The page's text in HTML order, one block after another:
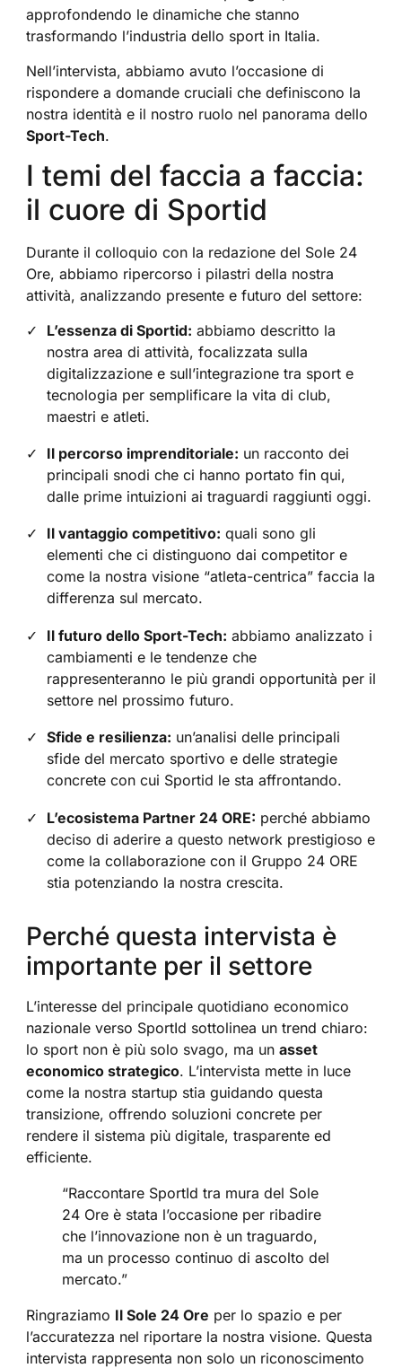
approfondendo le dinamiche che stanno
trasformando l’industria dello sport in Italia.
Nell’intervista, abbiamo avuto l’occasione di
rispondere a domande cruciali che definiscono la
nostra identità e il nostro ruolo nel panorama dello
Sport-Tech.
I temi del faccia a faccia:
il cuore di Sportid
Durante il colloquio con la redazione del Sole 24
Ore, abbiamo ripercorso i pilastri della nostra
attività, analizzando presente e futuro del settore:
L’essenza di Sportid: abbiamo descritto la
nostra area di attività, focalizzata sulla
digitalizzazione e sull’integrazione tra sport e
tecnologia per semplificare la vita di club,
maestri e atleti.
Il percorso imprenditoriale: un racconto dei
principali snodi che ci hanno portato fin qui,
dalle prime intuizioni ai traguardi raggiunti oggi.
Il vantaggio competitivo: quali sono gli
elementi che ci distinguono dai competitor e
come la nostra visione “atleta-centrica” faccia la
differenza sul mercato.
Il futuro dello Sport-Tech: abbiamo analizzato i
cambiamenti e le tendenze che
rappresenteranno le più grandi opportunità per il
settore nel prossimo futuro.
Sfide e resilienza: un’analisi delle principali
sfide del mercato sportivo e delle strategie
concrete con cui Sportid le sta affrontando.
L’ecosistema Partner 24 ORE: perché abbiamo
deciso di aderire a questo network prestigioso e
come la collaborazione con il Gruppo 24 ORE
stia potenziando la nostra crescita.
Perché questa intervista è
importante per il settore
L’interesse del principale quotidiano economico
nazionale verso SportId sottolinea un trend chiaro:
lo sport non è più solo svago, ma un asset
economico strategico. L’intervista mette in luce
come la nostra startup stia guidando questa
transizione, offrendo soluzioni concrete per
rendere il sistema più digitale, trasparente ed
efficiente.
“Raccontare SportId tra mura del Sole
24 Ore è stata l’occasione per ribadire
che l’innovazione non è un traguardo,
ma un processo continuo di ascolto del
mercato.”
Ringraziamo Il Sole 24 Ore per lo spazio e per
l’accuratezza nel riportare la nostra visione. Questa
intervista rappresenta non solo un riconoscimento